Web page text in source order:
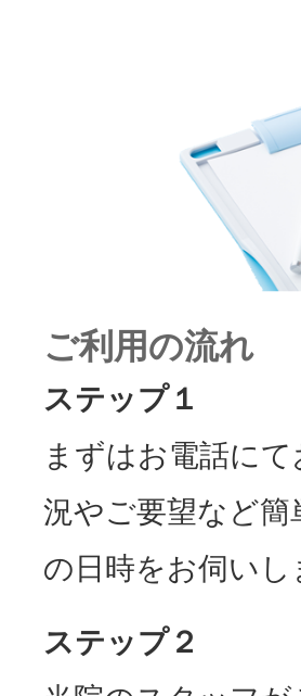
ご利用の流れ
ステップ１
まずはお電話に
況やご要望など
の日時をお伺いし
ステップ２